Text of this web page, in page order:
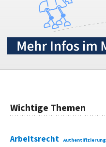
Wichtige Themen
Arbeitsrecht Authentifizierung